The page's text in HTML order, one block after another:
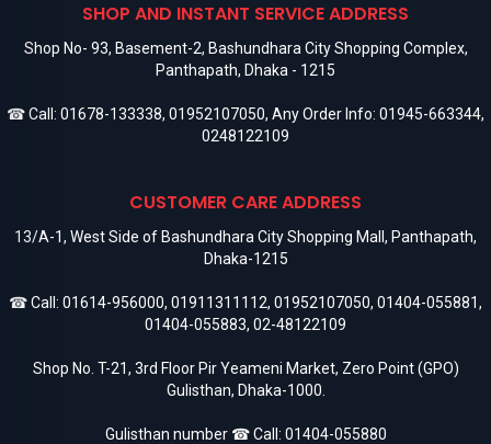
SHOP AND INSTANT SERVICE ADDRESS
Shop No- 93, Basement-2, Bashundhara City Shopping Complex,
Panthapath, Dhaka - 1215
☎ Call: 01678-133338, 01952107050, Any Order Info: 01945-663344,
0248122109
CUSTOMER CARE ADDRESS
13/A-1, West Side of Bashundhara City Shopping Mall, Panthapath,
Dhaka-1215
☎ Call: 01614-956000, 01911311112, 01952107050, 01404-055881,
01404-055883, 02-48122109
Shop No. T-21, 3rd Floor Pir Yeameni Market, Zero Point (GPO)
Gulisthan, Dhaka-1000.
Gulisthan number ☎ Call: 01404-055880